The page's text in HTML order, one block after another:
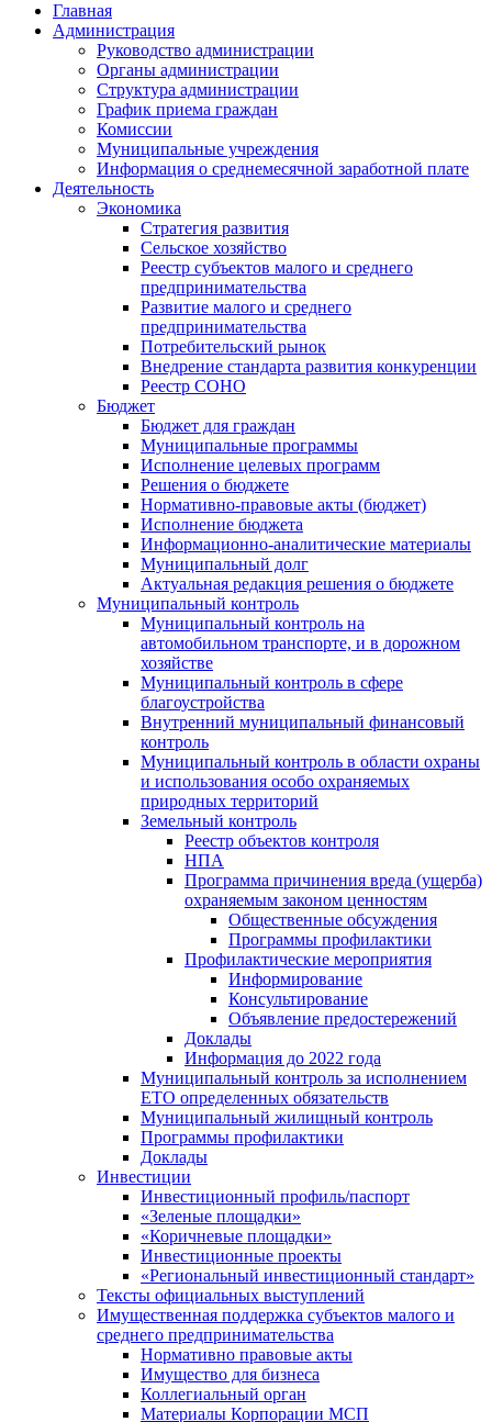
Главная
Администрация
Руководство администрации
Органы администрации
Структура администрации
График приема граждан
Комиссии
Муниципальные учреждения
Информация о среднемесячной заработной плате
Деятельность
Экономика
Стратегия развития
Сельское хозяйство
Реестр субъектов малого и среднего
предпринимательства
Развитие малого и среднего
предпринимательства
Потребительский рынок
Внедрение стандарта развития конкуренции
Реестр СОНО
Бюджет
Бюджет для граждан
Муниципальные программы
Исполнение целевых программ
Решения о бюджете
Нормативно-правовые акты (бюджет)
Исполнение бюджета
Информационно-аналитические материалы
Муниципальный долг
Актуальная редакция решения о бюджете
Муниципальный контроль
Муниципальный контроль на
автомобильном транспорте, и в дорожном
хозяйстве
Муниципальный контроль в сфере
благоустройства
Внутренний муниципальный финансовый
контроль
Муниципальный контроль в области охраны
и использования особо охраняемых
природных территорий
Земельный контроль
Реестр объектов контроля
НПА
Программа причинения вреда (ущерба)
охраняемым законом ценностям
Общественные обсуждения
Программы профилактики
Профилактические мероприятия
Информирование
Консультирование
Объявление предостережений
Доклады
Информация до 2022 года
Муниципальный контроль за исполнением
ЕТО определенных обязательств
Муниципальный жилищный контроль
Программы профилактики
Доклады
Инвестиции
Инвестиционный профиль/паспорт
«Зеленые площадки»
«Коричневые площадки»
Инвестиционные проекты
«Региональный инвестиционный стандарт»
Тексты официальных выступлений
Имущественная поддержка субъектов малого и
среднего предпринимательства
Нормативно правовые акты
Имущество для бизнеса
Коллегиальный орган
Материалы Корпорации МСП